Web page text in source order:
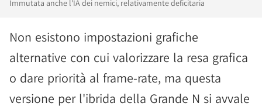
Immutata anche l'IA dei nemici, relativamente deficitaria
Non esistono impostazioni grafiche
alternative con cui valorizzare la resa grafica
o dare priorità al frame-rate, ma questa
versione per l'ibrida della Grande N si avvale